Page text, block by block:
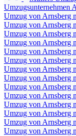
Umzugsunternehmen
Umzug von Arnsberg
Umzug von Arnsberg
Umzug von Arnsberg
Umzug von Arnsberg
Umzug von Arnsberg
Umzug von Arnsberg
Umzug von Arnsberg
Umzug von Arnsberg
Umzug von Arnsberg
Umzug von Arnsberg
Umzug von Arnsberg
Umzug von Arnsberg
Umzug von Arnsberg
Umzug von Arnsberg